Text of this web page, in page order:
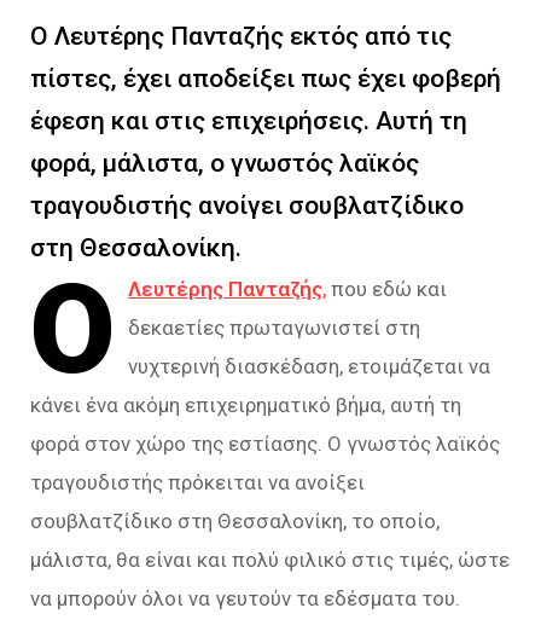
Ο Λευτέρης Πανταζής εκτός από τις
πίστες, έχει αποδείξει πως έχει φοβερή
έφεση και στις επιχειρήσεις. Αυτή τη
φορά, μάλιστα, ο γνωστός λαϊκός
τραγουδιστής ανοίγει σουβλατζίδικο
στη Θεσσαλονίκη.
Ο Λευτέρης Πανταζής, που εδώ και
δεκαετίες πρωταγωνιστεί στη
νυχτερινή διασκέδαση, ετοιμάζεται να
κάνει ένα ακόμη επιχειρηματικό βήμα, αυτή τη
φορά στον χώρο της εστίασης. Ο γνωστός λαϊκός
τραγουδιστής πρόκειται να ανοίξει
σουβλατζίδικο στη Θεσσαλονίκη, το οποίο,
μάλιστα, θα είναι και πολύ φιλικό στις τιμές, ώστε
να μπορούν όλοι να γευτούν τα εδέσματα του.